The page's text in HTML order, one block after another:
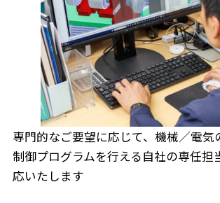
専門的なご要望に応じて、機械／電気
制御プログラムを行える自社の専任担
応いたします